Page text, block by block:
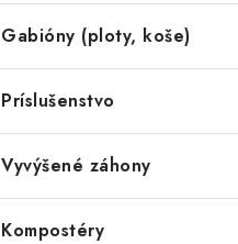
Gabióny (ploty, koše)
Príslušenstvo
Vyvýšené záhony
Kompostéry